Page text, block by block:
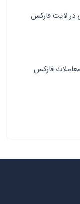
در لایت فارکس
فارکس